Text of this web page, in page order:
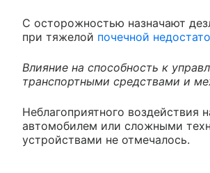
С осторожностью назначают
при тяжелой почечной
Влияние на способность к
транспортными средствами и
Неблагоприятного воздействия
автомобилем или сложными
устройствами не отмечалось.